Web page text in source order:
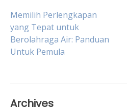
Post
navigation
Memilih Perlengkapan
yang Tepat untuk
Berolahraga Air: Panduan
Untuk Pemula
Archives